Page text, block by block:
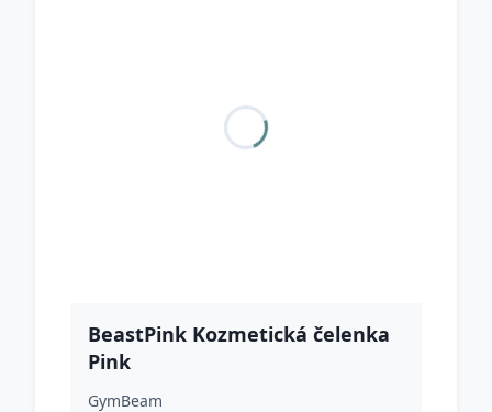
BeastPink Kozmetická čelenka
Pink
GymBeam